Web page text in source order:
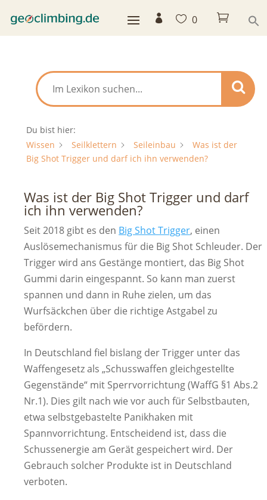
  0 
Du bist hier:
Wissen
Seilklettern Seileinbau
Was ist der
Big Shot Trigger und darf ich ihn verwenden?
Was ist der Big Shot Trigger und darf
ich ihn verwenden?
Seit 2018 gibt es den Big Shot Trigger, einen
Auslösemechanismus für die Big Shot Schleuder. Der
Trigger wird ans Gestänge montiert, das Big Shot
Gummi darin eingespannt. So kann man zuerst
spannen und dann in Ruhe zielen, um das
Wurfsäckchen über die richtige Astgabel zu
befördern.
In Deutschland fiel bislang der Trigger unter das
Waffengesetz als „Schusswaffen gleichgestellte
Gegenstände“ mit Sperrvorrichtung (WaffG §1 Abs.2
Nr.1). Dies gilt nach wie vor auch für Selbstbauten,
etwa selbstgebastelte Panikhaken mit
Spannvorrichtung. Entscheidend ist, dass die
Schussenergie am Gerät gespeichert wird. Der
Gebrauch solcher Produkte ist in Deutschland
verboten.